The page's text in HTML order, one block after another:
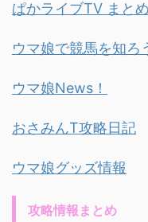
ぱかライブTV まとめ
ウマ娘で競馬を知ろ
ウマ娘News！
おさみんT攻略日記
ウマ娘グッズ情報
攻略情報まとめ